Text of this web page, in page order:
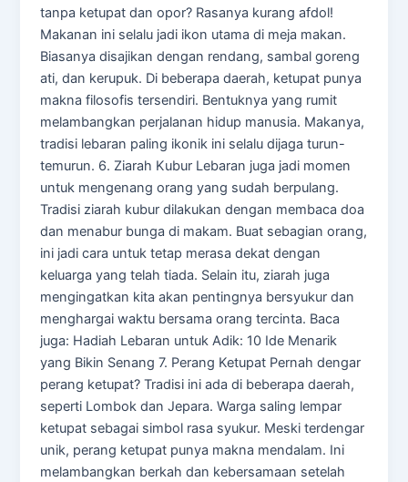
tanpa ketupat dan opor? Rasanya kurang afdol!
Makanan ini selalu jadi ikon utama di meja makan.
Biasanya disajikan dengan rendang, sambal goreng
ati, dan kerupuk. Di beberapa daerah, ketupat punya
makna filosofis tersendiri. Bentuknya yang rumit
melambangkan perjalanan hidup manusia. Makanya,
tradisi lebaran paling ikonik ini selalu dijaga turun-
temurun. 6. Ziarah Kubur Lebaran juga jadi momen
untuk mengenang orang yang sudah berpulang.
Tradisi ziarah kubur dilakukan dengan membaca doa
dan menabur bunga di makam. Buat sebagian orang,
ini jadi cara untuk tetap merasa dekat dengan
keluarga yang telah tiada. Selain itu, ziarah juga
mengingatkan kita akan pentingnya bersyukur dan
menghargai waktu bersama orang tercinta. Baca
juga: Hadiah Lebaran untuk Adik: 10 Ide Menarik
yang Bikin Senang 7. Perang Ketupat Pernah dengar
perang ketupat? Tradisi ini ada di beberapa daerah,
seperti Lombok dan Jepara. Warga saling lempar
ketupat sebagai simbol rasa syukur. Meski terdengar
unik, perang ketupat punya makna mendalam. Ini
melambangkan berkah dan kebersamaan setelah